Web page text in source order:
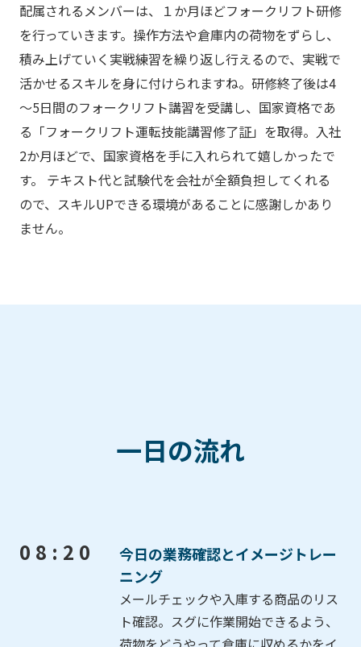
配属されるメンバーは、１か月ほどフォークリフト研修
を行っていきます。操作方法や倉庫内の荷物をずらし、
積み上げていく実戦練習を繰り返し行えるので、実戦で
活かせるスキルを身に付けられますね。研修終了後は4
～5日間のフォークリフト講習を受講し、国家資格であ
る「フォークリフト運転技能講習修了証」を取得。入社
2か月ほどで、国家資格を手に入れられて嬉しかったで
す。 テキスト代と試験代を会社が全額負担してくれる
ので、スキルUPできる環境があることに感謝しかあり
ません。
一日の流れ
08:20
今日の業務確認とイメージトレー
ニング
メールチェックや入庫する商品のリス
ト確認。スグに作業開始できるよう、